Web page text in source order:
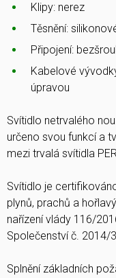
Klipy: nerez
Těsnění:
Připojení:
Kabelové
úpravou
Svítidlo netrvalého
určeno svou funkcí a
mezi trvalá svítidla
Svítidlo je
plynů, prachů a
nařízení vlády 116/
Společenství č. 2014/
Splnění základních